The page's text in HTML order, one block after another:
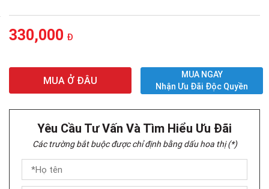
330,000 Đ
MUA Ở ĐÂU
MUA NGAY
Nhận Ưu Đãi Độc Quyền
Yêu Cầu Tư Vấn Và Tìm Hiểu Ưu Đãi
Các trường bắt buộc được chỉ định bằng dấu hoa thị (*)